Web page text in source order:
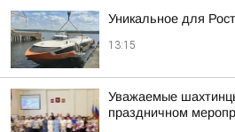
Уникальное для
13:15
Уважаемые
праздничном